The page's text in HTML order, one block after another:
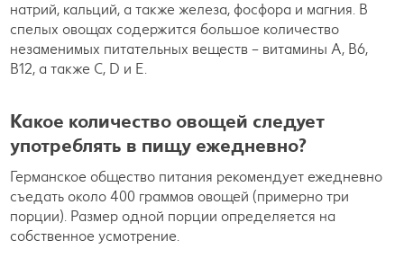
натрий, кальций, а также железа, фосфора и магния. В
спелых овощах содержится большое количество
незаменимых питательных веществ – витамины A, B6,
B12, а также C, D и E.
Какое количество овощей следует
употреблять в пищу ежедневно?
Германское общество питания рекомендует ежедневно
съедать около 400 граммов овощей (примерно три
порции). Размер одной порции определяется на
собственное усмотрение.